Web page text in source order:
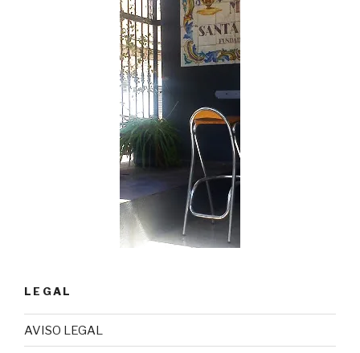
LEGAL
AVISO LEGAL